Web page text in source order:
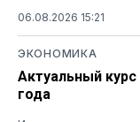
06.08.2026 15:21
ЭКОНОМИКА
Актуальный
года